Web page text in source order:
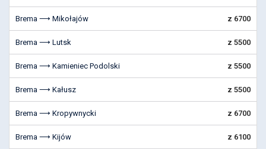
Brema ⟶ Mikołajów z 6700
Brema ⟶ Lutsk z 5500
Brema ⟶ Kamieniec Podolski z 5500
Brema ⟶ Kałusz z 5500
Brema ⟶ Kropywnycki z 6700
Brema ⟶ Kijów z 6100